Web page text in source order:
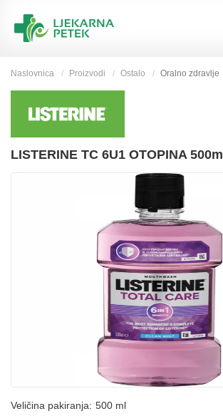
Naslovnica Proizvodi Ostalo Oralno zdravlje
LISTERINE TC 6U1 OTOPINA 500ml
Veličina pakiranja: 500 ml